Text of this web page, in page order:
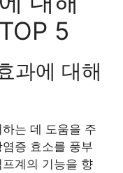
5
과에 대해
는 데 도움을 주
증 효소를 풍부
계의 기능을 향